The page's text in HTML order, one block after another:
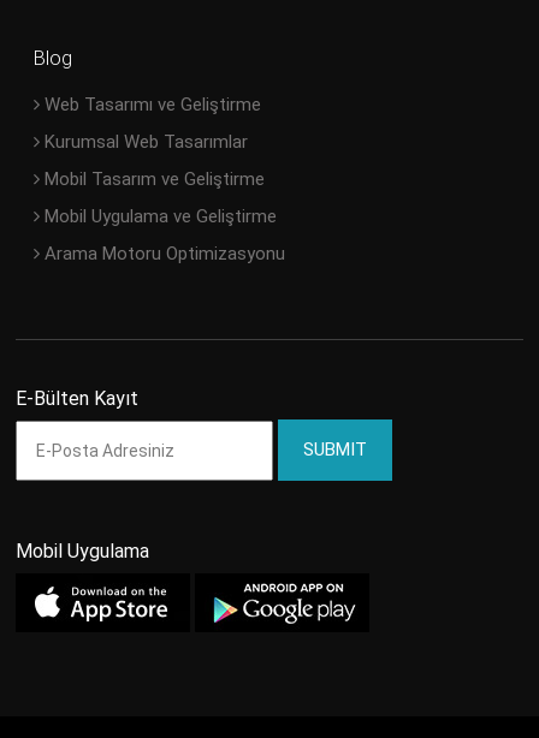
Blog
Web Tasarımı ve Geliştirme
Kurumsal Web Tasarımlar
Mobil Tasarım ve Geliştirme
Mobil Uygulama ve Geliştirme
Arama Motoru Optimizasyonu
E-Bülten Kayıt
Mobil Uygulama